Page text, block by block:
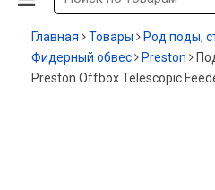
Главная Товары
Род поды,
Фидерный обвес
Preston
Preston Offbox Telescopic